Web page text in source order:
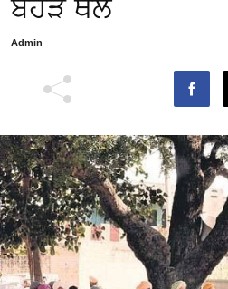
ਬੋਹੜ ਥੱਲੇ
Admin